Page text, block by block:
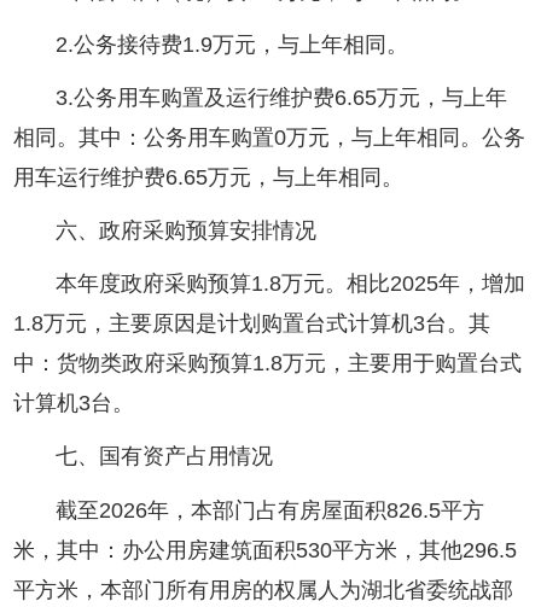
2.公务接待费1.9万元，与上年相同。
3.公务用车购置及运行维护费6.65万元，与上年
相同。其中：公务用车购置0万元，与上年相同。公务
用车运行维护费6.65万元，与上年相同。
六、政府采购预算安排情况
本年度政府采购预算1.8万元。相比2025年，增加
1.8万元，主要原因是计划购置台式计算机3台。其
中：货物类政府采购预算1.8万元，主要用于购置台式
计算机3台。
七、国有资产占用情况
截至2026年，本部门占有房屋面积826.5平方
米，其中：办公用房建筑面积530平方米，其他296.5
平方米，本部门所有用房的权属人为湖北省委统战部